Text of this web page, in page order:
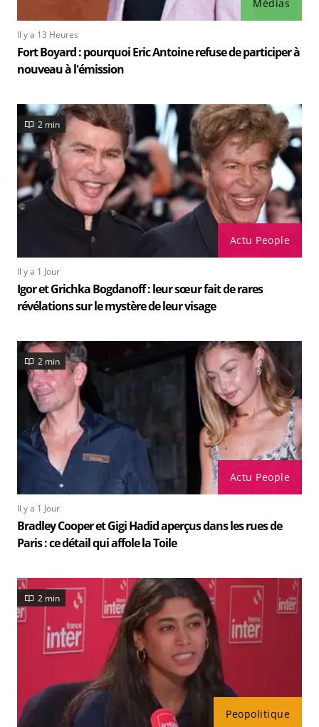
Médias
Il y a 13 Heures
Fort Boyard : pourquoi Eric Antoine refuse de participer à
nouveau à l'émission
Actu People
2 min
Il y a 1 Jour
Igor et Grichka Bogdanoff : leur sœur fait de rares
révélations sur le mystère de leur visage
Actu People
2 min
Il y a 1 Jour
Bradley Cooper et Gigi Hadid aperçus dans les rues de
Paris : ce détail qui affole la Toile
Peopolitique
2 min